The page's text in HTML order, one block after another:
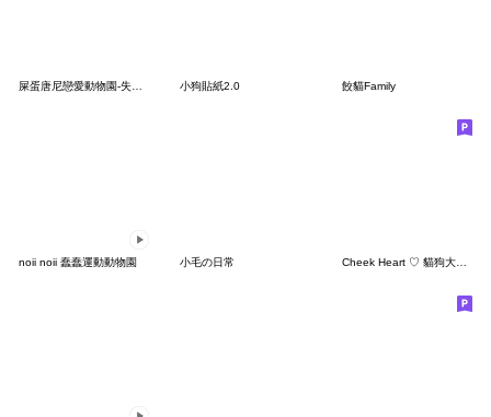
小狗貼紙2.0 餃貓Family
noii noii 蠢蠢運動動物園 小毛の日常 Cheek Heart ♡ 貓狗大讚 2